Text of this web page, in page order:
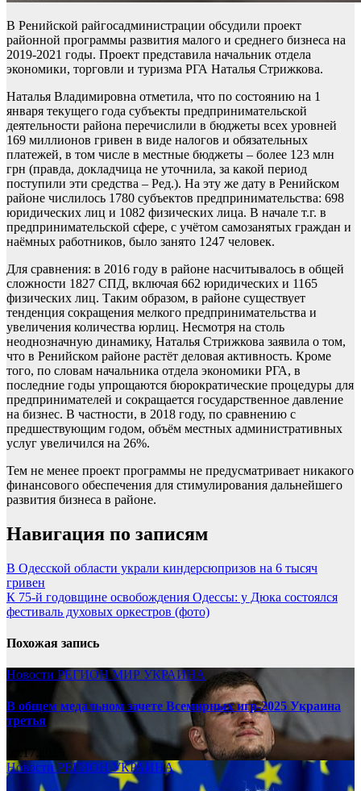
В Ренийской райгосадминистрации обсудили проект
районной программы развития малого и среднего бизнеса на
2019-2021 годы. Проект представила начальник отдела
экономики, торговли и туризма РГА Наталья Стрижкова.
Наталья Владимировна отметила, что по состоянию на 1
января текущего года субъекты предпринимательской
деятельности района перечислили в бюджеты всех уровней
169 миллионов гривен в виде налогов и обязательных
платежей, в том числе в местные бюджеты – более 123 млн
грн (правда, докладчица не уточнила, за какой период
поступили эти средства – Ред.). На эту же дату в Ренийском
районе числилось 1780 субъектов предпринимательства: 698
юридических лиц и 1082 физических лица. В начале т.г. в
предпринимательской сфере, с учётом самозанятых граждан и
наёмных работников, было занято 1247 человек.
Для сравнения: в 2016 году в районе насчитывалось в общей
сложности 1827 СПД, включая 662 юридических и 1165
физических лиц. Таким образом, в районе существует
тенденция сокращения мелкого предпринимательства и
увеличения количества юрлиц. Несмотря на столь
неоднозначную динамику, Наталья Стрижкова заявила о том,
что в Ренийском районе растёт деловая активность. Кроме
того, по словам начальника отдела экономики РГА, в
последние годы упрощаются бюрократические процедуры для
предпринимателей и сокращается государственное давление
на бизнес. В частности, в 2018 году, по сравнению с
предшествующим годом, объём местных административных
услуг увеличился на 26%.
Тем не менее проект программы не предусматривает никакого
финансового обеспечения для стимулирования дальнейшего
развития бизнеса в районе.
Навигация по записям
В Одесской области украли киндерсюпризов на 6 тысяч
гривен
К 75-й годовщине освобождения Одессы: у Дюка состоялся
фестиваль духовых оркестров (фото)
Похожая запись
Новости РЕГИОНМИР УКРАИНА
В общем медальном зачете Всемирных игр-2025 Украина
третья
08.17.2025
НовостиРЕГИОНУКРАИНА